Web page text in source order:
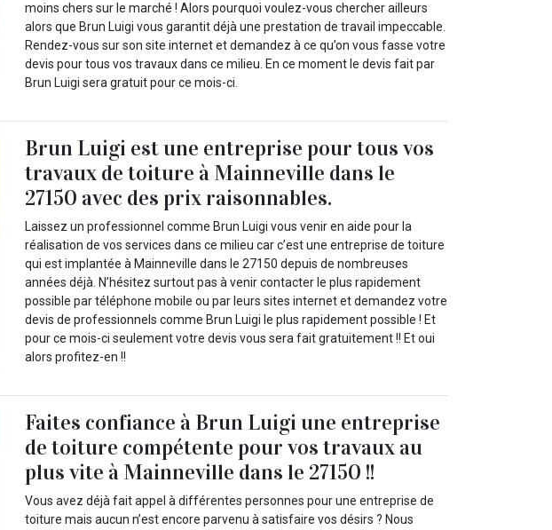
moins chers sur le marché ! Alors pourquoi voulez-vous chercher ailleurs
alors que Brun Luigi vous garantit déjà une prestation de travail impeccable.
Rendez-vous sur son site internet et demandez à ce qu’on vous fasse votre
devis pour tous vos travaux dans ce milieu. En ce moment le devis fait par
Brun Luigi sera gratuit pour ce mois-ci.
Brun Luigi est une entreprise pour tous vos
travaux de toiture à Mainneville dans le
27150 avec des prix raisonnables.
Laissez un professionnel comme Brun Luigi vous venir en aide pour la
réalisation de vos services dans ce milieu car c’est une entreprise de toiture
qui est implantée à Mainneville dans le 27150 depuis de nombreuses
années déjà. N’hésitez surtout pas à venir contacter le plus rapidement
possible par téléphone mobile ou par leurs sites internet et demandez votre
devis de professionnels comme Brun Luigi le plus rapidement possible ! Et
pour ce mois-ci seulement votre devis vous sera fait gratuitement !! Et oui
alors profitez-en !!
Faites confiance à Brun Luigi une entreprise
de toiture compétente pour vos travaux au
plus vite à Mainneville dans le 27150 !!
Vous avez déjà fait appel à différentes personnes pour une entreprise de
toiture mais aucun n’est encore parvenu à satisfaire vos désirs ? Nous